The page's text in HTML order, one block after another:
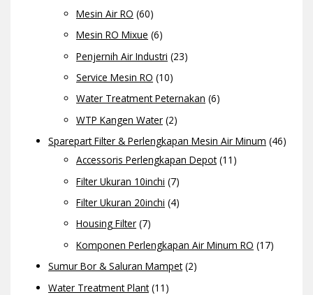
Mesin Air RO (60)
Mesin RO Mixue (6)
Penjernih Air Industri (23)
Service Mesin RO (10)
Water Treatment Peternakan (6)
WTP Kangen Water (2)
Sparepart Filter & Perlengkapan Mesin Air Minum (46)
Accessoris Perlengkapan Depot(11)
Filter Ukuran 10inchi (7)
Filter Ukuran 20inchi (4)
Housing Filter (7)
Komponen Perlengkapan Air Minum RO (17)
Sumur Bor & Saluran Mampet(2)
Water Treatment Plant(11)